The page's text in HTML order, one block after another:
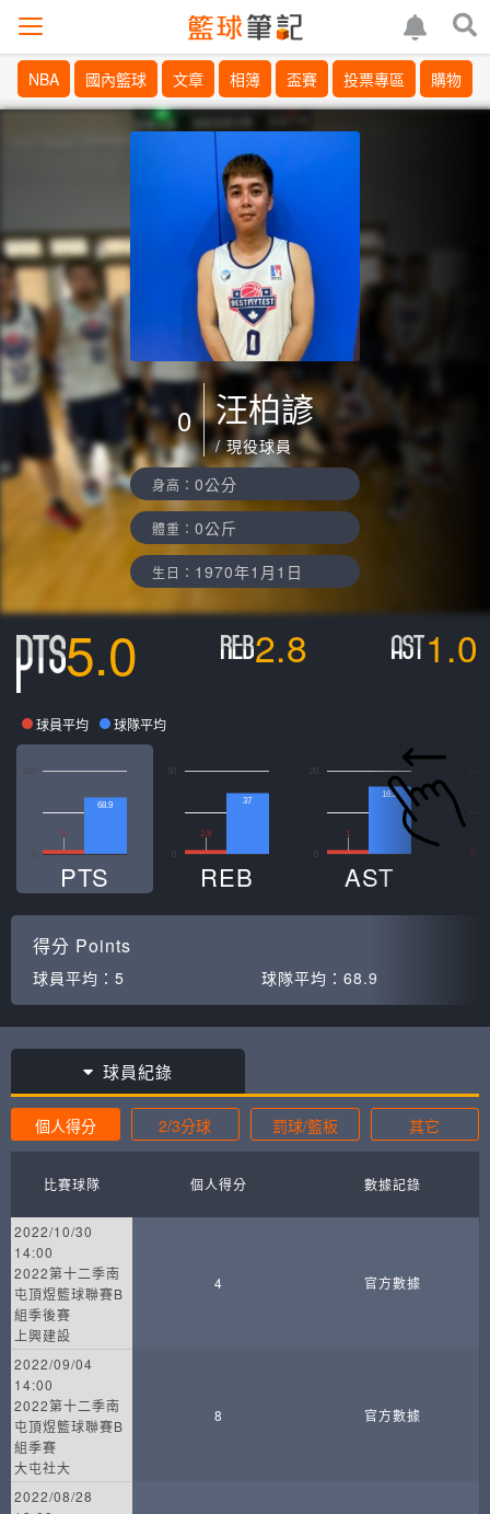
NBA 國內籃球 文章 相簿 盃賽 投票專區 購物
0 汪柏諺
/ 現役球員
身高： 0公分
體重： 0公斤
生日： 1970年1月1日
5.0 2.8 1.0
球員平均 球隊平均
5
68.9
PTS
50
2.8
37
REB
20
1
16.3
AST
得分 Points
球員平均： 5 球隊平均： 68.9
球員紀錄
個人得分 2/3分球 罰球/籃板 其它
比賽球隊 個人得分 數據記錄
2022/10/30
14:00
2022第十二季南
屯頂煜籃球聯賽B
組季後賽
上興建設
4 官方數據
2022/09/04
14:00
2022第十二季南
屯頂煜籃球聯賽B
組季賽
大屯社大
8 官方數據
2022/08/28